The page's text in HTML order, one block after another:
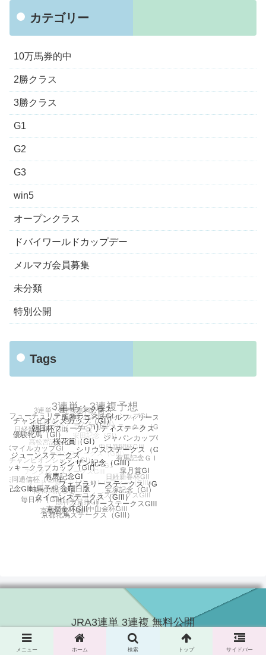
カテゴリー
10万馬券的中
2勝クラス
3勝クラス
G1
G2
G3
win5
オープンクラス
ドバイワールドカップデー
メルマガ会員募集
未分類
特別公開
Tags
JRA3連単 3連複 無料公開
© 2016 JRA3連単 3連複 無料公開.
メニュー ホーム 検索 トップ サイドバー